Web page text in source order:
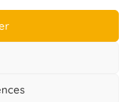
DESIGN